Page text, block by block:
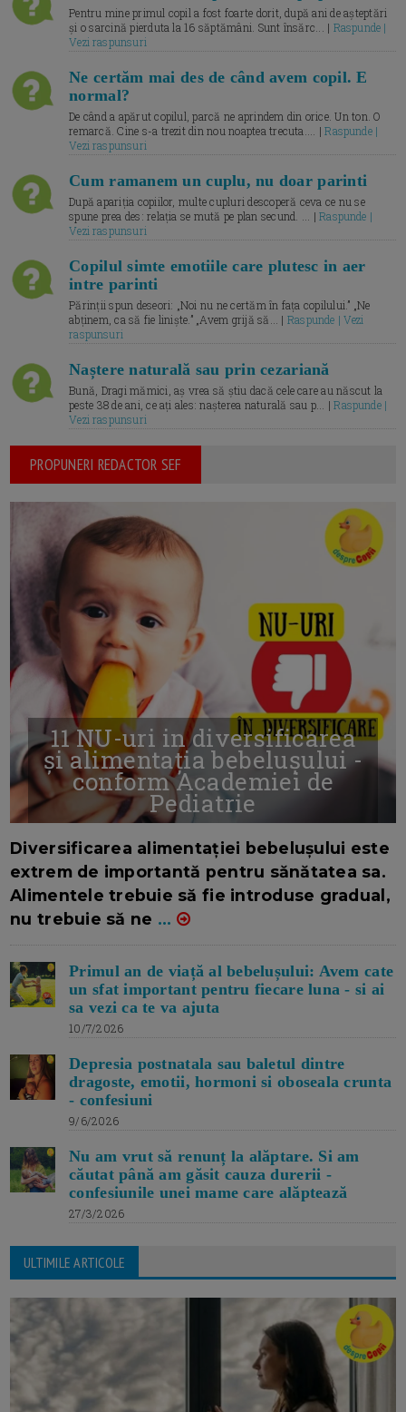
Pentru mine primul copil a fost foarte dorit, după ani de așteptări
și o sarcină pierduta la 16 săptămâni. Sunt însărc... | Raspunde |
Vezi raspunsuri
Ne certăm mai des de când avem copil. E
normal?
De când a apărut copilul, parcă ne aprindem din orice. Un ton. O
remarcă. Cine s-a trezit din nou noaptea trecuta.... |Raspunde |
Vezi raspunsuri
Cum ramanem un cuplu, nu doar parinti
După apariția copiilor, multe cupluri descoperă ceva ce nu se
spune prea des: relația se mută pe plan secund. ... |Raspunde |
Vezi raspunsuri
Copilul simte emotiile care plutesc in aer
intre parinti
Părinții spun deseori: „Noi nu ne certăm în fața copilului.” „Ne
abținem, ca să fie liniște.” „Avem grijă să... | Raspunde | Vezi
raspunsuri
Naștere naturală sau prin cezariană
Bună, Dragi mămici, aș vrea să știu dacă cele care au născut la
peste 38 de ani, ce ați ales: nașterea naturală sau p... |Raspunde |
Vezi raspunsuri
PROPUNERI REDACTOR SEF
11 NU-uri in diversificarea
și alimentația bebelușului -
conform Academiei de
Pediatrie
Diversificarea alimentației bebelușului este
extrem de importantă pentru sănătatea sa.
Alimentele trebuie să fie introduse gradual,
nu trebuie să ne ...
Primul an de viață al bebelușului: Avem cate
un sfat important pentru fiecare luna - si ai
sa vezi ca te va ajuta
10/7/2026
Depresia postnatala sau baletul dintre
dragoste, emotii, hormoni si oboseala crunta
- confesiuni
9/6/2026
Nu am vrut să renunț la alăptare. Si am
căutat până am găsit cauza durerii -
confesiunile unei mame care alăptează
27/3/2026
ULTIMILE ARTICOLE